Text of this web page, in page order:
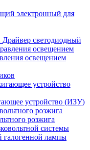
электронный для
Драйвер светодиодный
освещением
устройство (ИЗУ)
розжига